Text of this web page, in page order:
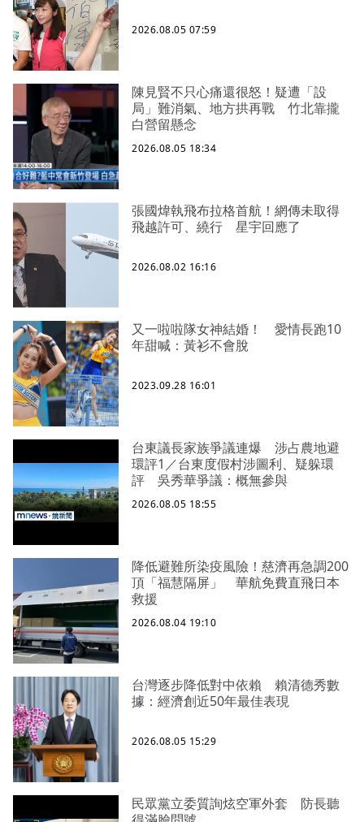
2026.08.05 07:59
陳見賢不只心痛還很怒！疑遭「設
局」難消氣、地方拱再戰 竹北靠攏
白營留懸念
2026.08.05 18:34
張國煒執飛布拉格首航！網傳未取得
飛越許可、繞行 星宇回應了
2026.08.02 16:16
又一啦啦隊女神結婚！ 愛情長跑10
年甜喊：黃衫不會脫
2023.09.28 16:01
台東議長家族爭議連爆 涉占農地避
環評1／台東度假村涉圖利、疑躲環
評 吳秀華爭議：概無參與
2026.08.05 18:55
降低避難所染疫風險！慈濟再急調200
頂「福慧隔屏」 華航免費直飛日本
救援
2026.08.04 19:10
台灣逐步降低對中依賴 賴清德秀數
據：經濟創近50年最佳表現
2026.08.05 15:29
民眾黨立委質詢炫空軍外套 防長聽